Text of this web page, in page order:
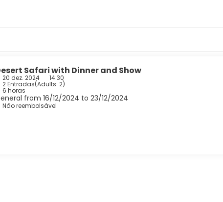
Safari with Dinner and Show
20 dez. 2024 14:30
2 Entradas(Adults: 2)
6 horas
from 16/12/2024 to 23/12/2024
Não reembolsável